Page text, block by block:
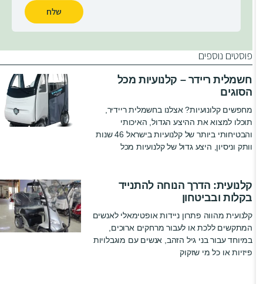
שלח
פוסטים נוספים
חשמלית ריידר – קלנועיות מכל
הסוגים
מחפשים קלונועיות? אצלנו בחשמלית ריידיר,
תוכלו למצוא את ההיצע הגדול, האיכותי
והבטיחותי ביותר של קלנועיות בישראל 46 שנות
וותק וניסיון, היצע גדול של קלנועיות מכל
קלנועית: הדרך הנוחה להתנייד
בקלות ובביטחון
קלנועית מהווה פתרון ניידות אופטימאלי לאנשים
המתקשים ללכת או לעבור מרחקים ארוכים,
במיוחד עבור בני גיל הזהב, אנשים עם מוגבלויות
פיזיות או כל מי שזקוק